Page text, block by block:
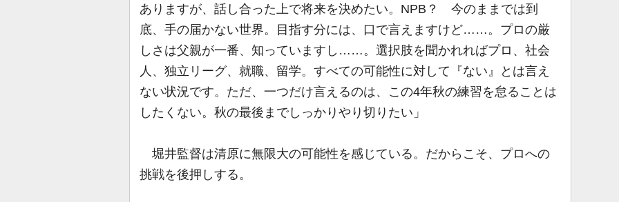
ありますが、話し合った上で将来を決めたい。NPB？ 今のままでは到
底、手の届かない世界。目指す分には、口で言えますけど……。プロの厳
しさは父親が一番、知っていますし……。選択肢を聞かれればプロ、社会
人、独立リーグ、就職、留学。すべての可能性に対して『ない』とは言え
ない状況です。ただ、一つだけ言えるのは、この4年秋の練習を怠ることは
したくない。秋の最後までしっかりやり切りたい」
堀井監督は清原に無限大の可能性を感じている。だからこそ、プロへの
挑戦を後押しする。